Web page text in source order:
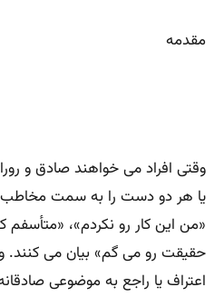
مقدمه
وقتی افراد می خواهند صادق و
یا هر دو دست را به سمت مخاطب
«من این کار رو نکردم»، «متأسفم
حقیقت رو می گم» بیان می کنند.
اعتراف یا راجع به موضوعی